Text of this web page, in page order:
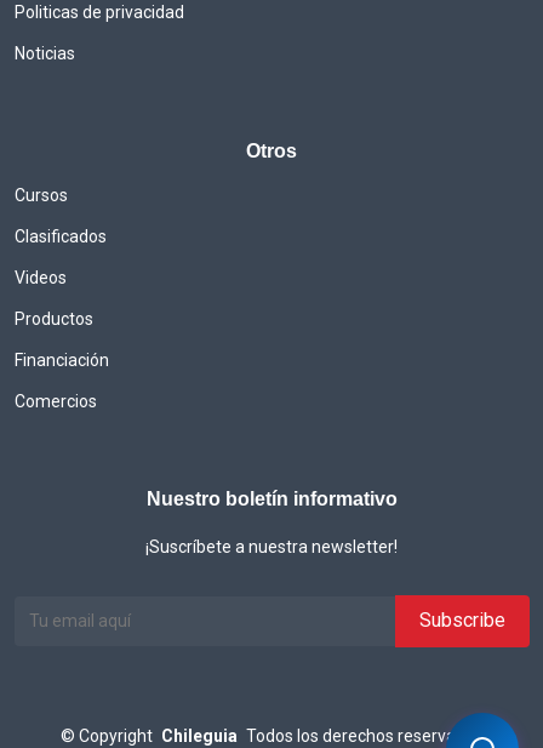
Politicas de privacidad
Noticias
Otros
Cursos
Clasificados
Videos
Productos
Financiación
Comercios
Nuestro boletín informativo
¡Suscríbete a nuestra newsletter!
© Copyright Chileguia Todos los derechos reservados